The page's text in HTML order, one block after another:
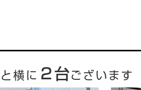
と横に ２台ございます